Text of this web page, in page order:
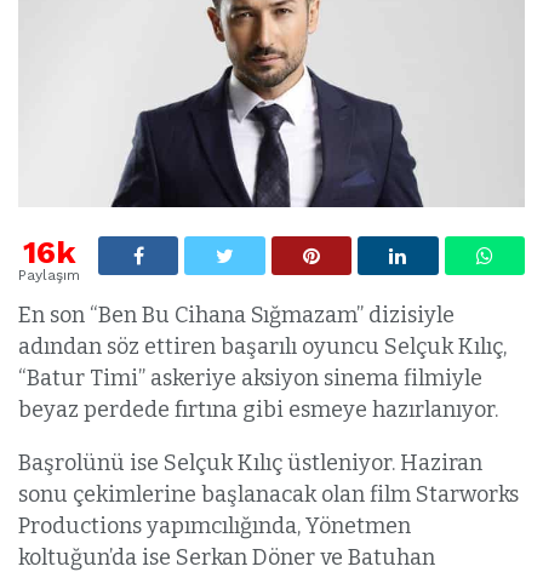
16k
Paylaşım
En son “Ben Bu Cihana Sığmazam” dizisiyle
adından söz ettiren başarılı oyuncu Selçuk Kılıç,
“Batur Timi” askeriye aksiyon sinema filmiyle
beyaz perdede fırtına gibi esmeye hazırlanıyor.
Başrolünü ise Selçuk Kılıç üstleniyor. Haziran
sonu çekimlerine başlanacak olan film Starworks
Productions yapımcılığında, Yönetmen
koltuğun’da ise Serkan Döner ve Batuhan